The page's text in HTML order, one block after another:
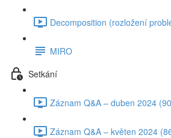
Decomposition (rozložení
MIRO
Setkání
Záznam Q&A – duben 2024
Záznam Q&A – květen 2024